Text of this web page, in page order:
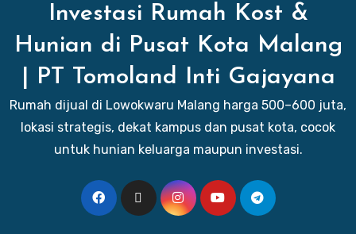
Investasi Rumah Kost &
Hunian di Pusat Kota Malang
| PT Tomoland Inti Gajayana
Rumah dijual di Lowokwaru Malang harga 500–600 juta,
lokasi strategis, dekat kampus dan pusat kota, cocok
untuk hunian keluarga maupun investasi.